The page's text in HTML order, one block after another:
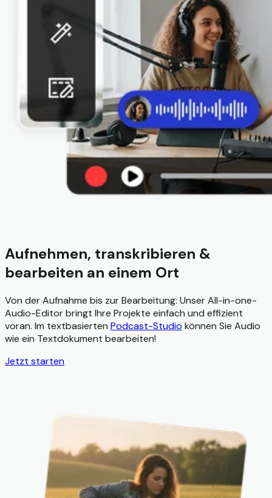
Aufnehmen, transkribieren &
bearbeiten an einem Ort
Von der Aufnahme bis zur Bearbeitung: Unser All-in-one-
Audio-Editor bringt Ihre Projekte einfach und effizient
voran. Im textbasierten Podcast-Studio können Sie Audio
wie ein Textdokument bearbeiten!
Jetzt starten